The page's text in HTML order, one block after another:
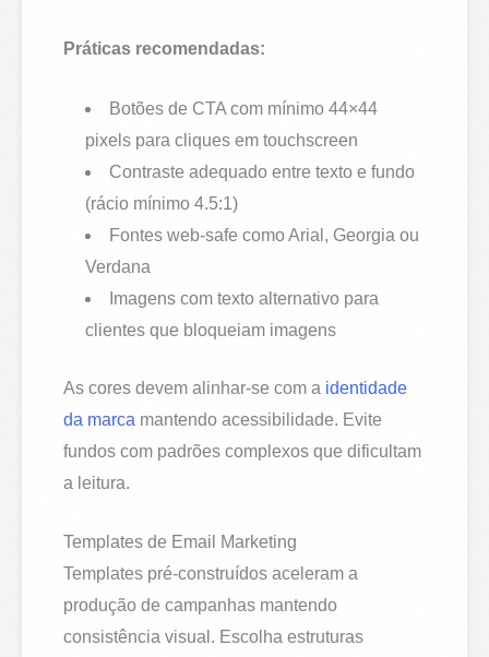
Práticas recomendadas:
Botões de CTA com mínimo 44×44
pixels para cliques em touchscreen
Contraste adequado entre texto e fundo
(rácio mínimo 4.5:1)
Fontes web-safe como Arial, Georgia ou
Verdana
Imagens com texto alternativo para
clientes que bloqueiam imagens
As cores devem alinhar-se com a identidade
da marca mantendo acessibilidade. Evite
fundos com padrões complexos que dificultam
a leitura.
Templates de Email Marketing
Templates pré-construídos aceleram a
produção de campanhas mantendo
consistência visual. Escolha estruturas